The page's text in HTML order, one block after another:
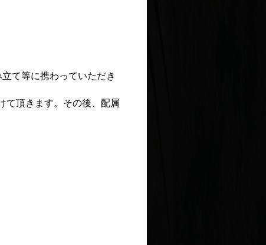
て等に携わっていただき
て頂きます。その後、配属